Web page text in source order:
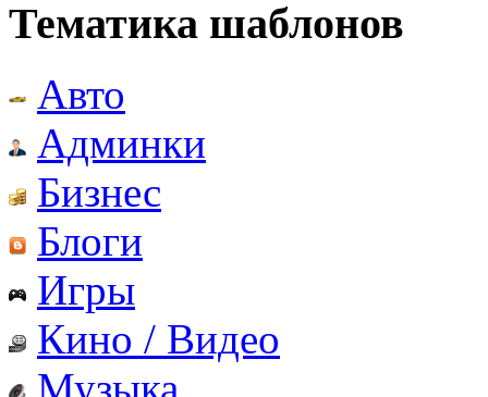
Тематика шаблонов
Авто
Админки
Бизнес
Блоги
Игры
Кино / Видео
Музыка